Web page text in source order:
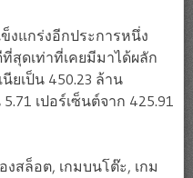
งแกร่งอีกประการหนึ่ง
ที่สุดเท่าที่เคยมีมาได้ผลัก
ยเป็น 450.23 ล้าน
เปอร์เซ็นต์จาก 425.91
สล็อต, เกมบนโต๊ะ, เกม